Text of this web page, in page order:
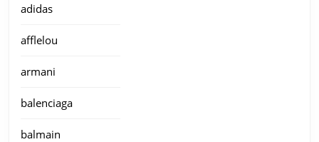
adidas
afflelou
armani
balenciaga
balmain